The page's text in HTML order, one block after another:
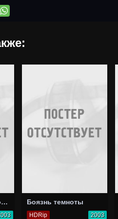
Секционный зал номер четыре Боязнь темноты
HDRip 2003